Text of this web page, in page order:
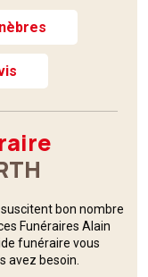
bon nombre
Funéraires Alain
funéraire vous
avez besoin.